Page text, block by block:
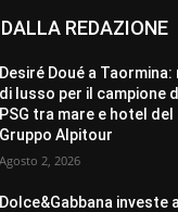
REDAZIONE
Desiré Doué a Taormina:
di lusso per il campione
PSG tra mare e hotel del
Gruppo Alpitour
Agosto 2, 2026
Dolce&Gabbana investe